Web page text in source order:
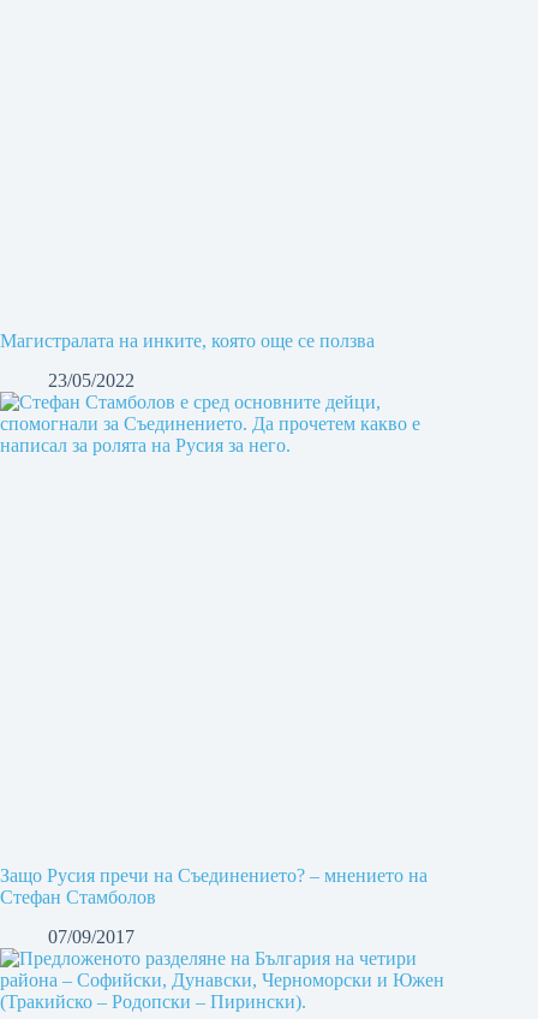
Магистралата на инките, която още се ползва
23/05/2022
Защо Русия пречи на Съединението? – мнението на
Стефан Стамболов
07/09/2017